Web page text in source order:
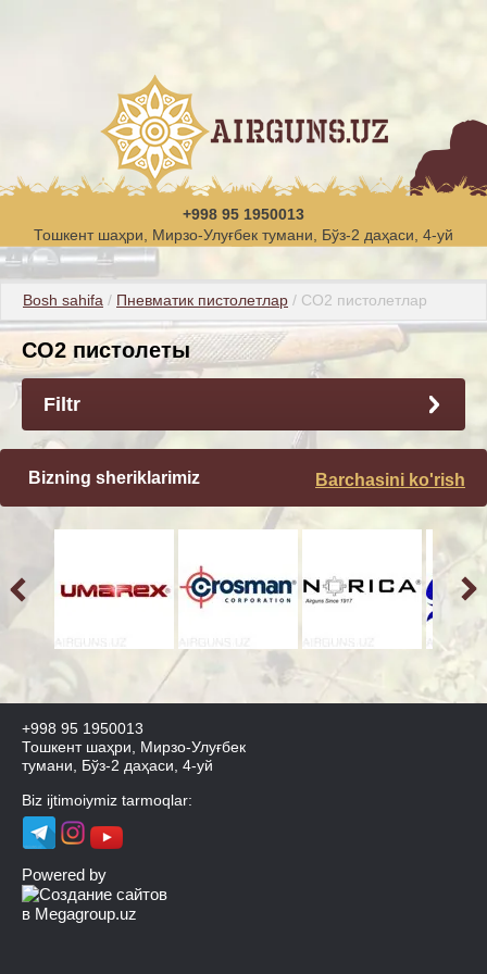
+998 95 1950013
Тошкент шаҳри, Мирзо-Улуғбек тумани, Бўз-2 даҳаси, 4-уй
Bosh sahifa / Пневматик пистолетлар / CO2 пистолетлар
CO2 пистолеты
Filtr
Bizning sheriklarimiz Barchasini ko'rish
+998 95 1950013
Тошкент шаҳри, Мирзо-Улуғбек
тумани, Бўз-2 даҳаси, 4-уй
Biz ijtimoiymiz tarmoqlar:
Powered by